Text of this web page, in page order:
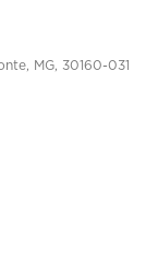
MG, 30160-031